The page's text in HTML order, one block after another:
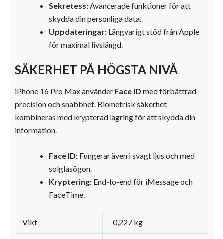
Sekretess: Avancerade funktioner för att
skydda din personliga data.
Uppdateringar: Långvarigt stöd från Apple
för maximal livslängd.
SÄKERHET PÅ HÖGSTA NIVÅ
iPhone 16 Pro Max använder Face ID med förbättrad
precision och snabbhet. Biometrisk säkerhet
kombineras med krypterad lagring för att skydda din
information.
Face ID: Fungerar även i svagt ljus och med
solglasögon.
Kryptering: End-to-end för iMessage och
FaceTime.
Vikt 0,227 kg